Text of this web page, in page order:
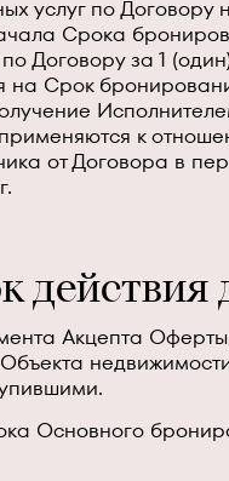
услуг по
Срока
Договору за 1
Срок
к
от Договора в
действия
Акцепта
Основного